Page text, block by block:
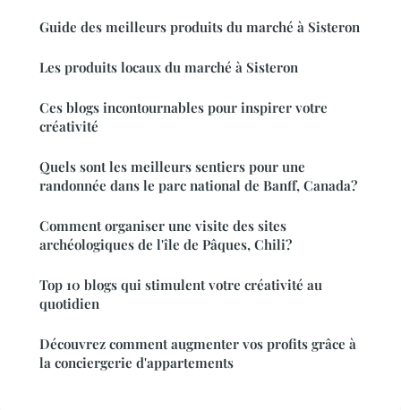
Guide des meilleurs produits du marché à Sisteron
Les produits locaux du marché à Sisteron
Ces blogs incontournables pour inspirer votre
créativité
Quels sont les meilleurs sentiers pour une
randonnée dans le parc national de Banff, Canada?
Comment organiser une visite des sites
archéologiques de l'île de Pâques, Chili?
Top 10 blogs qui stimulent votre créativité au
quotidien
Découvrez comment augmenter vos profits grâce à
la conciergerie d'appartements